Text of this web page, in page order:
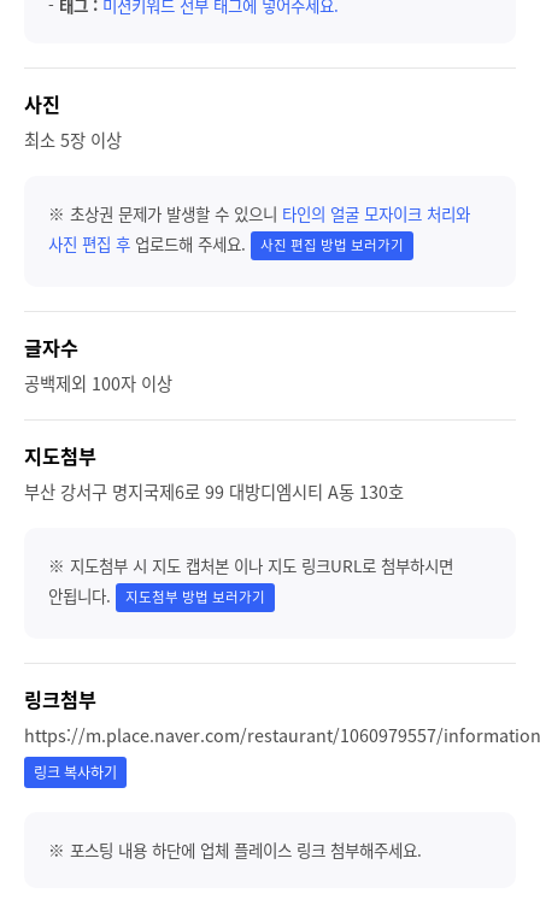
- 태그 : 미션키워드 전부 태그에 넣어주세요.
사진
최소 5장 이상
※ 초상권 문제가 발생할 수 있으니 타인의 얼굴 모자이크 처리와
사진 편집 후 업로드해 주세요. 사진 편집 방법 보러가기
글자수
공백제외 100자 이상
지도첨부
부산 강서구 명지국제6로 99 대방디엠시티 A동 130호
※ 지도첨부 시 지도 캡처본 이나 지도 링크URL로 첨부하시면
안됩니다.
지도첨부 방법 보러가기
링크첨부
https://m.place.naver.com/restaurant/1060979557/information
링크 복사하기
※ 포스팅 내용 하단에 업체 플레이스 링크 첨부해주세요.